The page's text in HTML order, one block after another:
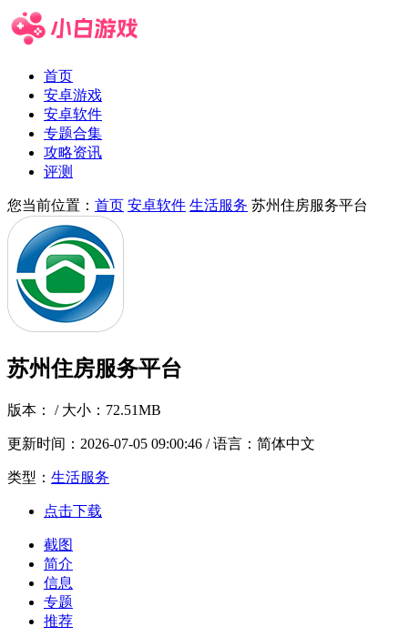
首页
安卓游戏
安卓软件
专题合集
攻略资讯
评测
您当前位置： 首页 安卓软件 生活服务 苏州住房服务平台
苏州住房服务平台
版本： / 大小：72.51MB
更新时间： 2026-07-05 09:00:46 / 语言：简体中文
类型： 生活服务
点击下载
截图
简介
信息
专题
推荐